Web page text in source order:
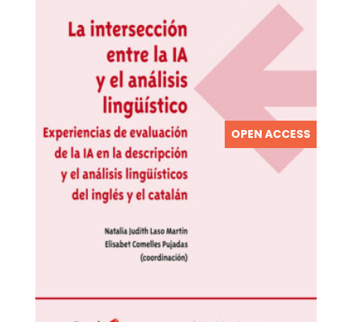
OPEN ACCESS